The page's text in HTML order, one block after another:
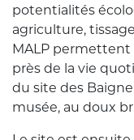
potentialités
agriculture,
MALP permettent
près de la vie
du site des
musée, au doux